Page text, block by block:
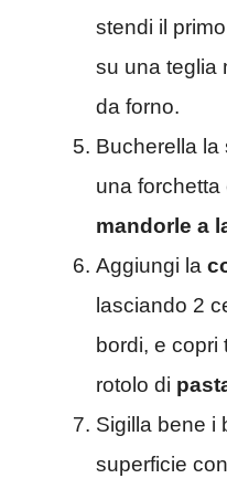
stendi il
su una teglia
da forno.
Bucherella la
una forchetta
mandorle a
Aggiungi la
lasciando 2
bordi, e copri
rotolo di
Sigilla bene i
superficie